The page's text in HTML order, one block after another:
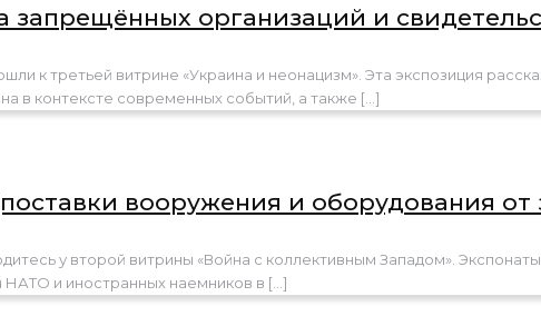
запрещённых организаций и
к третьей витрине «Украина и неонацизм». Эта экспозиция
в контексте современных событий, а также […]
вооружения и оборудования
у второй витрины «Война с коллективным Западом».
НАТО и иностранных наемников в […]